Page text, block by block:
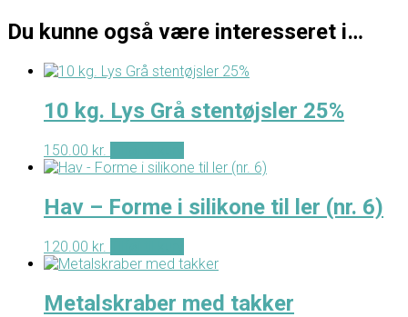
Du kunne også være interesseret i…
10 kg. Lys Grå stentøjsler 25%
150.00 kr.
Hav – Forme i silikone til ler (nr. 6)
120.00 kr.
Metalskraber med takker